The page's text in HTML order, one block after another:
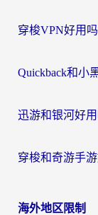
海外地区限制